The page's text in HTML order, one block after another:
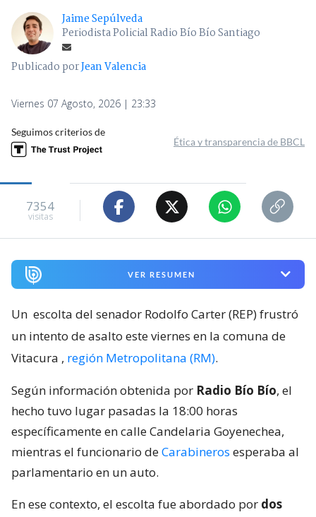
Jaime Sepúlveda
Periodista Policial Radio Bío Bío Santiago
Publicado porJean Valencia
Viernes 07 Agosto, 2026 | 23:33
Seguimos criterios de
Ética y transparencia de BBCL
7354
visitas
VER RESUMEN
Un escolta del senador Rodolfo Carter (REP) frustró
un intento de asalto este viernes en la comuna de
Vitacura , región Metropolitana (RM).
Según información obtenida por Radio Bío Bío, el
hecho tuvo lugar pasadas la 18:00 horas
específicamente en calle Candelaria Goyenechea,
mientras el funcionario deCarabineros esperaba al
parlamentario en un auto.
En ese contexto, el escolta fue abordado por dos